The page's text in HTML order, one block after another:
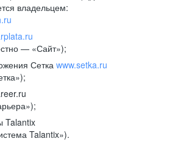
владельцем:
— «Сайт»);
Сетка www.setka.ru
Talantix
Talantix»).